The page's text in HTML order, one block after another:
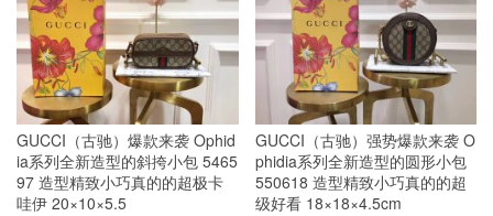
GUCCI（古驰）爆款来袭 Ophid
ia系列全新造型的斜挎小包 5465
97 造型精致小巧真的的超极卡
哇伊 20×10×5.5
GUCCI（古驰）强势爆款来袭 O
phidia系列全新造型的圆形小包
550618 造型精致小巧真的的超
级好看 18×18×4.5cm